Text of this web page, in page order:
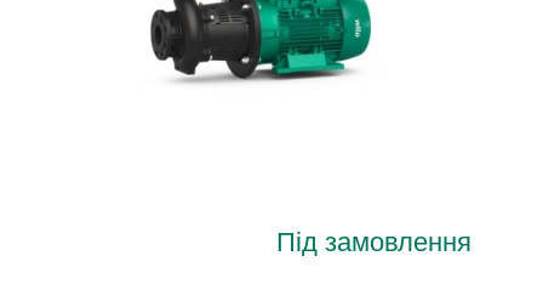
Під замовлення